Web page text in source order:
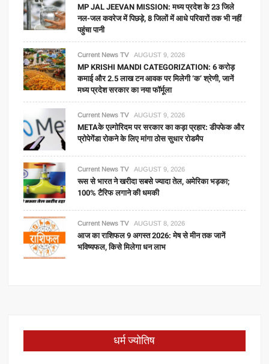
MP JAL JEEVAN MISSION: मध्य प्रदेश के 23 जिले
नल-जल कवरेज में पिछड़े, 8 जिलों में आधे परिवारों तक भी नहीं
पहुंचा पानी
Current News TV AUGUST 9, 2026
MP KRISHI MANDI CATEGORIZATION: 6 करोड़
कमाई और 2.5 लाख टन आवक पर मिलेगी ‘क’ श्रेणी, जानें
मध्य प्रदेश सरकार का नया फॉर्मूला
Current News TV AUGUST 9, 2026
METAके एल्गोरिदम पर सरकार का कड़ा प्रहार: डीपफेक और
प्रोपेगेंडा रोकने के लिए मांगा ठोस सुधार रोडमैप
Current News TV AUGUST 9, 2026
रूस से भारत ने खरीदा सबसे ज्यादा तेल, अमेरिका भड़का;
100% टैरिफ लगाने की धमकी
Current News TV AUGUST 8, 2026
आज का राशिफल 9 अगस्त 2026: मेष से मीन तक जानें
भविष्यफल, किसे मिलेगा धन लाभ
धर्म ज्योतिष